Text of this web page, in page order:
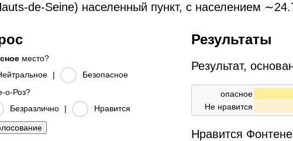
de-Seine) населенный пункт, с населением
место?
|
Безопасное
о-Роз?
Безразлично | Нравится
Результаты
Результат,
опасное
Не нравится
Нравится